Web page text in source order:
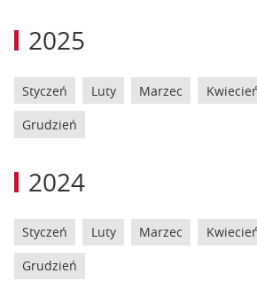
2025
Styczeń Luty Marzec
Grudzień
2024
Styczeń Luty Marzec
Grudzień